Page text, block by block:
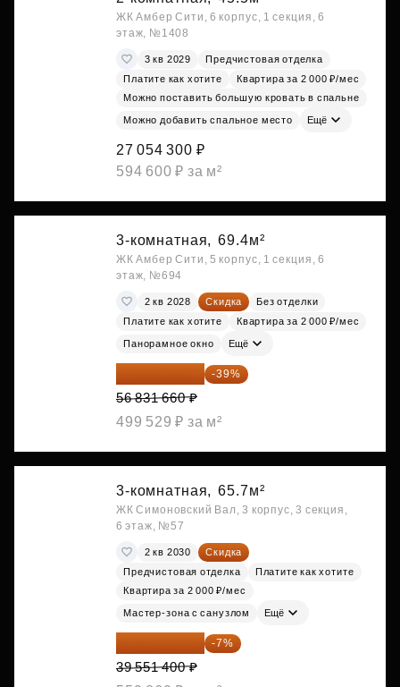
ЖК Амбер Сити, 6 корпус, 1 секция, 6
этаж, №1408
3 кв 2029
Предчистовая отделка
Платите как хотите
Квартира за 2 000 ₽/мес
Можно поставить большую кровать в спальне
Можно добавить спальное место Ещё
27 054 300 ₽
594 600 ₽ за м²
3-комнатная, 69.4м²
ЖК Амбер Сити, 5 корпус, 1 секция, 6
этаж, №694
2 кв 2028 Скидка
Без отделки
Платите как хотите
Квартира за 2 000 ₽/мес
Панорамное окно Ещё
34 667 313 ₽ -39%
56 831 660 ₽
499 529 ₽ за м²
3-комнатная, 65.7м²
ЖК Симоновский Вал, 3 корпус, 3 секция,
6 этаж, №57
2 кв 2030
Скидка
Предчистовая отделка
Платите как хотите
Квартира за 2 000 ₽/мес
Мастер-зона с санузлом Ещё
36 782 802 ₽ -7%
39 551 400 ₽